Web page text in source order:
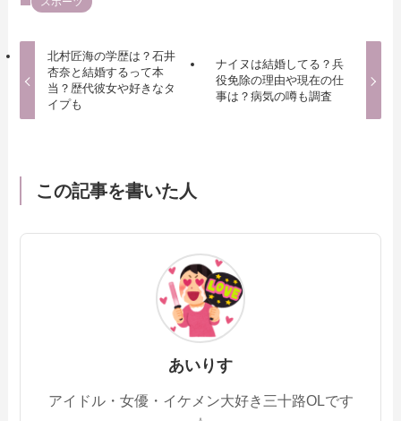
北村匠海の学歴は？石井
杏奈と結婚するって本
当？歴代彼女や好きなタ
イプも
ナイヌは結婚してる？兵
役免除の理由や現在の仕
事は？病気の噂も調査
この記事を書いた人
あいりす
アイドル・女優・イケメン大好き三十路OLです